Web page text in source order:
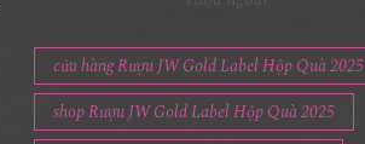
cửa hàng Rượu JW Gold Label Hộp Quà 2025
shop Rượu JW Gold Label Hộp Quà 2025